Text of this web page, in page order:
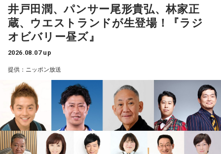
かもしれません。そんなときは、楽しむことだけに集中し
て、完璧を目指さないようにしてみてください。リラックス
して、楽しんでいくことですべてが上手くいくようになりま
すよ。
東京・池袋占い館セレーネ所属。SATORI電話占いで月間No.1
に輝き、その後殿堂入り占い師に。最強の占い師を決定する
テレビ番組『THE 的中王』（中京テレビ）で『的中王2025』
に輝く。母方の親戚がクリスチャンということもあり、幼少
期から聖書を愛読し、天使の存在を身近に感じながら育つ。
「天使の声」をメッセージとして伝えている。
Webサイト：https://selene-uranai.com/
オンライン占いセレーネ：https://online-uranai.jp/
――本日は権禰宜の三輪田竜生さんに来ていただきました。
三輪田：三輪田です。よろしくお願いします。
小林：早速ですが、芝大神宮様のご由緒、創建の歴史を教え
ていただけますか？
三輪田：寛弘2年、西暦で申しますと1005年まで遡ります。
井戸田潤、パンサー尾形貴弘、林家正
蔵、ウエストランドが生登場！『ラジ
オビバリー昼ズ』
2026.08.07 up
提供：ニッポン放送